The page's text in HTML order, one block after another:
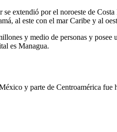
extendió por el noroeste de
al este con el mar Caribe y al
y medio de personas y
es Managua.
y parte de Centroamérica fue